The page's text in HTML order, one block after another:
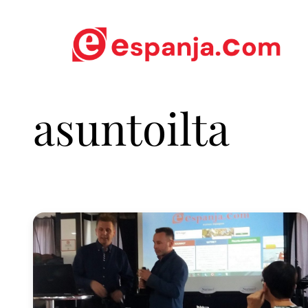
asuntoilta